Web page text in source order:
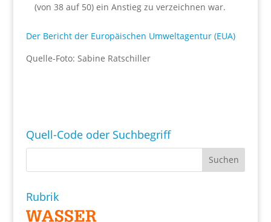
(von 38 auf 50) ein Anstieg zu verzeichnen war.
Der Bericht der Europäischen Umweltagentur (EUA)
Quelle-Foto: Sabine Ratschiller
Quell-Code oder Suchbegriff
Rubrik